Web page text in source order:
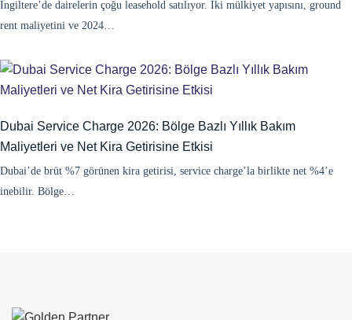
İngiltere’de dairelerin çoğu leasehold satılıyor. İki mülkiyet yapısını, ground
rent maliyetini ve 2024…
Dubai Service Charge 2026: Bölge Bazlı Yıllık Bakım
Maliyetleri ve Net Kira Getirisine Etkisi
Dubai’de brüt %7 görünen kira getirisi, service charge’la birlikte net %4’e
inebilir. Bölge…